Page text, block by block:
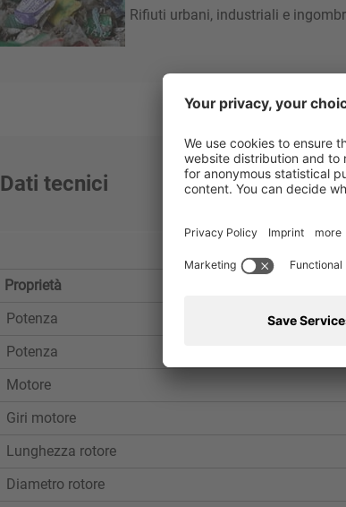
Rifiuti urbani, industriali e
Dati tecnici
Proprietà
Potenza
Potenza
Motore
Giri motore
Lunghezza rotore
Diametro rotore